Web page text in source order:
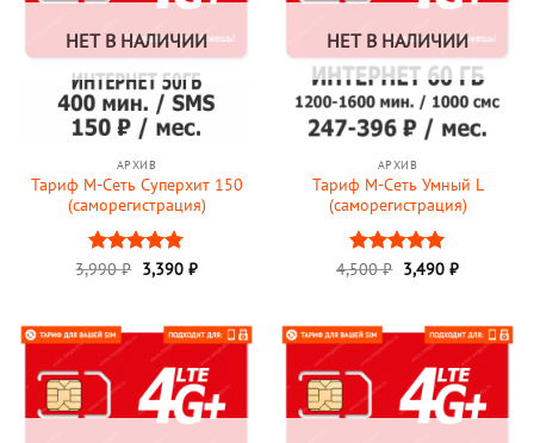
НЕТ В НАЛИЧИИ
АРХИВ
Тариф М-Сеть Суперхит 150
(саморегистрация)
Оценка
3,990₽ 3,390 ₽
НЕТ В НАЛИЧИИ
АРХИВ
Тариф М-Сеть Умный L
(саморегистрация)
Оценка5
4,500₽ Первоначальная
цена
3,490 ₽Текущая